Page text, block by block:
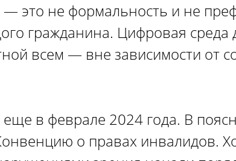
— это не формальность и не
гражданина. Цифровая среда
всем — вне зависимости от
еще в феврале 2024 года. В
о правах инвалидов.